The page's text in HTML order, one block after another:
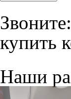
Звоните:
купить
Наши